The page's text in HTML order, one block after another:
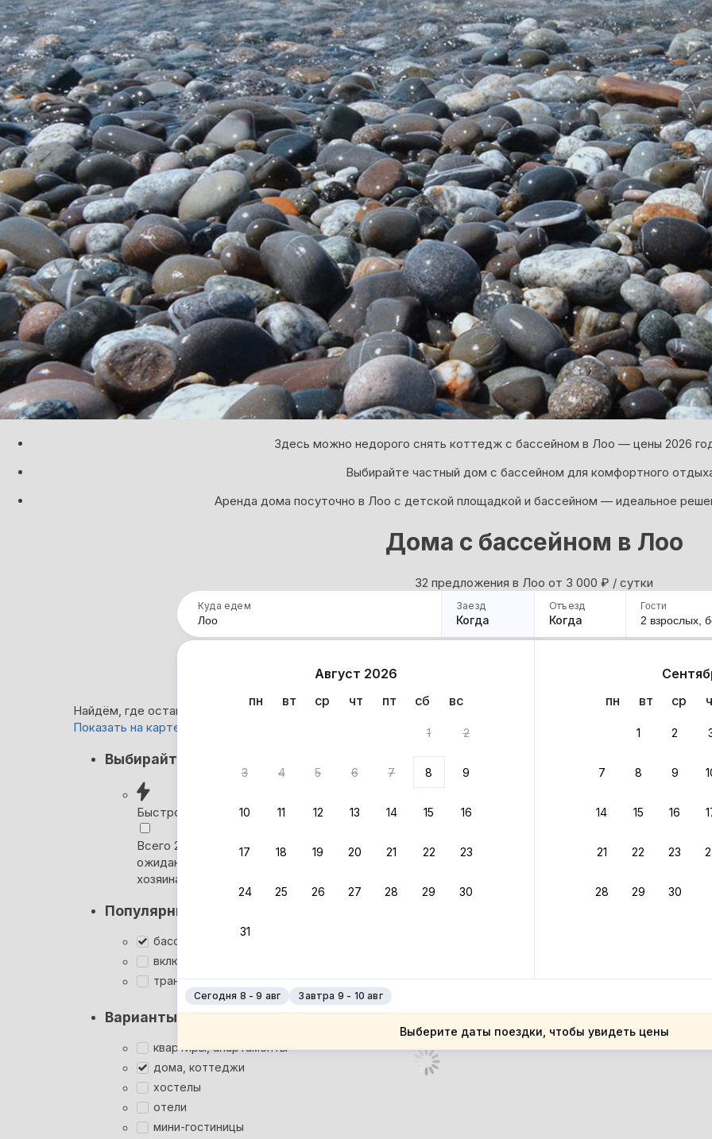
Здесь можно недорого снять коттедж с бассейном в Лоо — цены 2026
Выбирайте частный дом с бассейном для комфортного
Аренда дома посуточно в Лоо с детской площадкой и бассейном — идеальное
Дома с бассейном в Лоо
32 предложения в Лоо oт 3 000 ₽ / сутки
Куда едем Заезд
Когда
Отъезд
Когда
Август 2026
пн
вт ср чт пт сб вс
1 2
3 4 5 6 7 8 9
10 11 12 13 14 15 16
17 18 19 20 21 22 23
24 25 26 27 28 29 30
31
пн
вт ср
1 2
7 8 9
14 15 16
21 22 23
28 29 30
Сегодня 8 - 9 авг Завтра 9 - 10 авг
Выберите даты поездки, чтобы увидеть цены
Гости
2 взрослых,
Найдём, где остановиться в Лоо: 32 варианта
Показать на карте
Выбирайте лучшее
Быстрое бронирование
Всего 2 минуты, без
ожидания ответа от
хозяина
Популярные фильтры
бассейн
включён завтрак
трансфер
Варианты размещения
квартиры, апартаменты
дома, коттеджи
хостелы
отели
мини-гостиницы
Вернём бонусами
Кэшбэк до 4%